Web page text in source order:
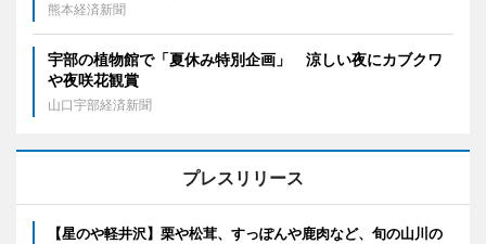
熊本経済新聞
宇部の植物館で「夏休み特別企画」 涼しい夜にカブクワ
や夜咲花観賞
山口宇部経済新聞
プレスリリース
【星のや軽井沢】栗や松茸、すっぽんや鹿肉など、旬の山川の